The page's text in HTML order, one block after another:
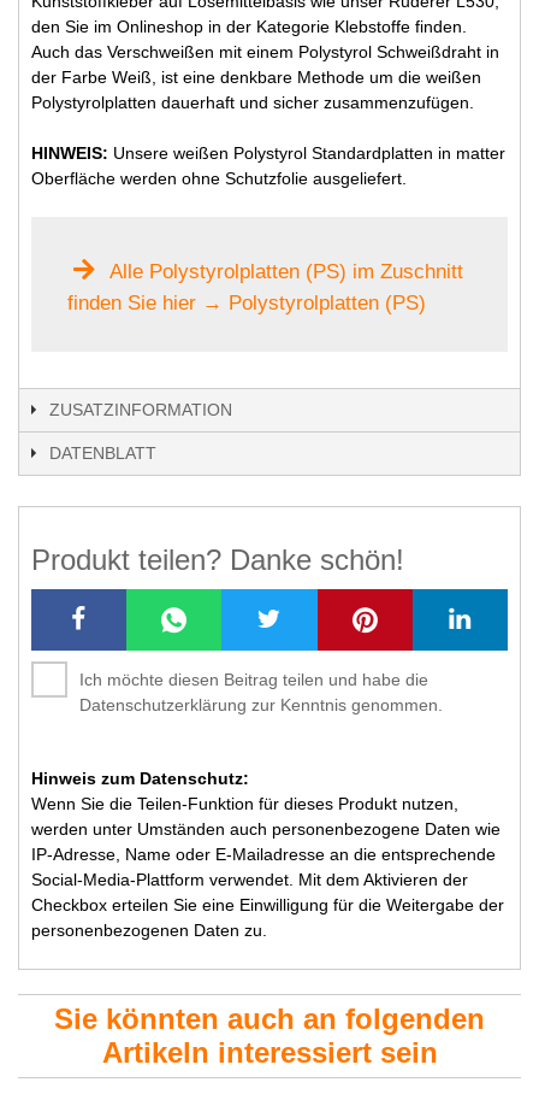
den Sie im Onlineshop in der Kategorie Klebstoffe finden.
Auch das Verschweißen mit einem Polystyrol Schweißdraht in
der Farbe Weiß, ist eine denkbare Methode um die weißen
Polystyrolplatten dauerhaft und sicher zusammenzufügen.
HINWEIS: Unsere weißen Polystyrol Standardplatten in matter
Oberfläche werden ohne Schutzfolie ausgeliefert.
Alle Polystyrolplatten (PS) im Zuschnitt
finden Sie hier → Polystyrolplatten (PS)
ZUSATZINFORMATION
DATENBLATT
Produkt teilen? Danke schön!
Ich möchte diesen Beitrag teilen und habe die
Datenschutzerklärung zur Kenntnis genommen.
Hinweis zum Datenschutz:
Wenn Sie die Teilen-Funktion für dieses Produkt nutzen,
werden unter Umständen auch personenbezogene Daten wie
IP-Adresse, Name oder E-Mailadresse an die entsprechende
Social-Media-Plattform verwendet. Mit dem Aktivieren der
Checkbox erteilen Sie eine Einwilligung für die Weitergabe der
personenbezogenen Daten zu.
Sie könnten auch an folgenden
Artikeln interessiert sein